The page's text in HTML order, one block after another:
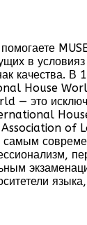
в
качества. В
House
— это
of